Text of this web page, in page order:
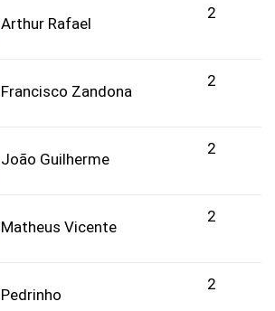
Arthur Rafael
2
Francisco Zandona
2
João Guilherme
2
Matheus Vicente
2
Pedrinho
2